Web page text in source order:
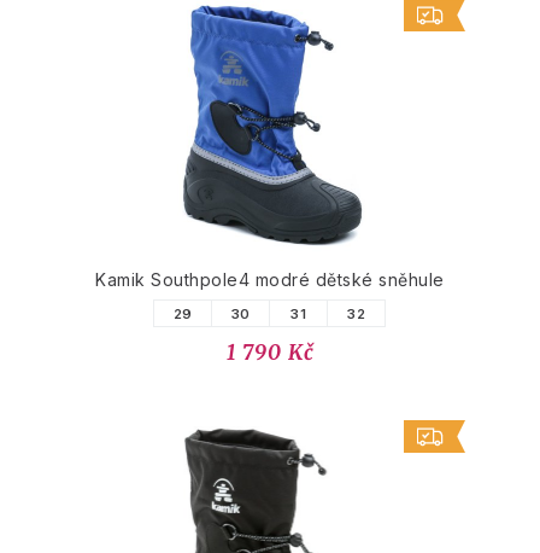
Kamik Southpole4 modré dětské sněhule
29 30 31 32
1 790 Kč